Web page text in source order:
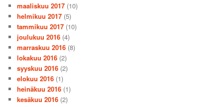
maaliskuu 2017 (10)
helmikuu 2017 (5)
tammikuu 2017 (10)
joulukuu 2016 (4)
marraskuu 2016 (8)
lokakuu 2016 (2)
syyskuu 2016 (2)
elokuu 2016 (1)
heinäkuu 2016 (1)
kesäkuu 2016 (2)